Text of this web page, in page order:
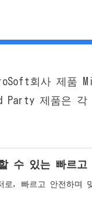
회사 제
제품은 각
수 있는 빠르고
로, 빠르고 안전하며